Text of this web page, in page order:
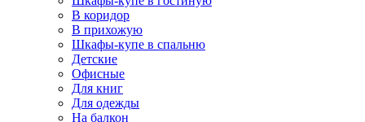
В коридор
В прихожую
Шкафы-купе в спальню
Детские
Офисные
Для книг
Для одежды
На балкон